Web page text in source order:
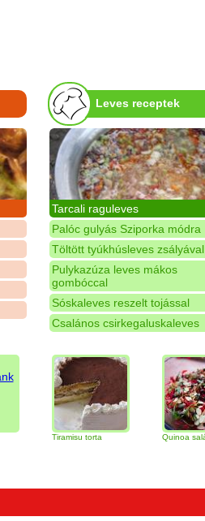
Leves receptek
Tarcali raguleves
Palóc gulyás Sziporka módra
Töltött tyúkhúsleves zsályával
Pulykazúza leves mákos
gombóccal
Sóskaleves reszelt tojással
Csalános csirkegaluskaleves
Tiramisu torta Quinoa saláta